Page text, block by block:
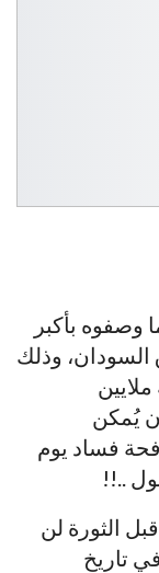
وصفوه بأكبر
وذلك
ملايين
يُمكن
فساد يوم
..!!
الثورة لن
تاريخ